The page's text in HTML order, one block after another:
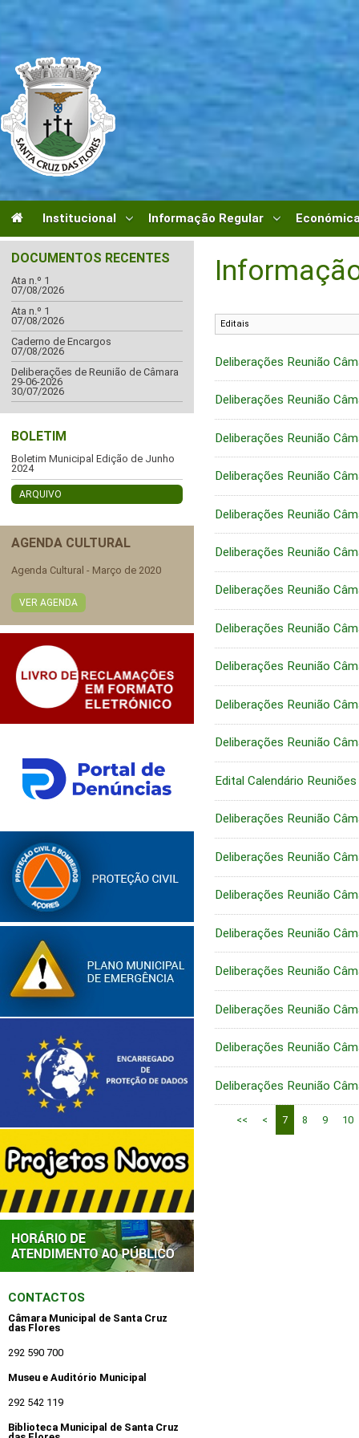
Institucional Informação Regular
DOCUMENTOS RECENTES
Ata n.º 1
07/08/2026
Ata n.º 1
07/08/2026
Caderno de Encargos
07/08/2026
Deliberações de Reunião de Câmara
29-06-2026
30/07/2026
BOLETIM
Boletim Municipal Edição de Junho
2024
ARQUIVO
AGENDA CULTURAL
Agenda Cultural - Março de 2020
VER AGENDA
CONTACTOS
Câmara Municipal de Santa Cruz
das Flores
292 590 700
Museu e Auditório Municipal
292 542 119
Biblioteca Municipal de Santa Cruz
Deliberações Reunião
Deliberações Reunião
Deliberações Reunião
Deliberações Reunião
Deliberações Reunião
Deliberações Reunião
Deliberações Reunião
Deliberações Reunião
Deliberações Reunião
Deliberações Reunião
Deliberações Reunião
Edital Calendário
Deliberações Reunião
Deliberações Reunião
Deliberações Reunião
Deliberações Reunião
Deliberações Reunião
Deliberações Reunião
Deliberações Reunião
Deliberações Reunião
<< < 7 8 9 10